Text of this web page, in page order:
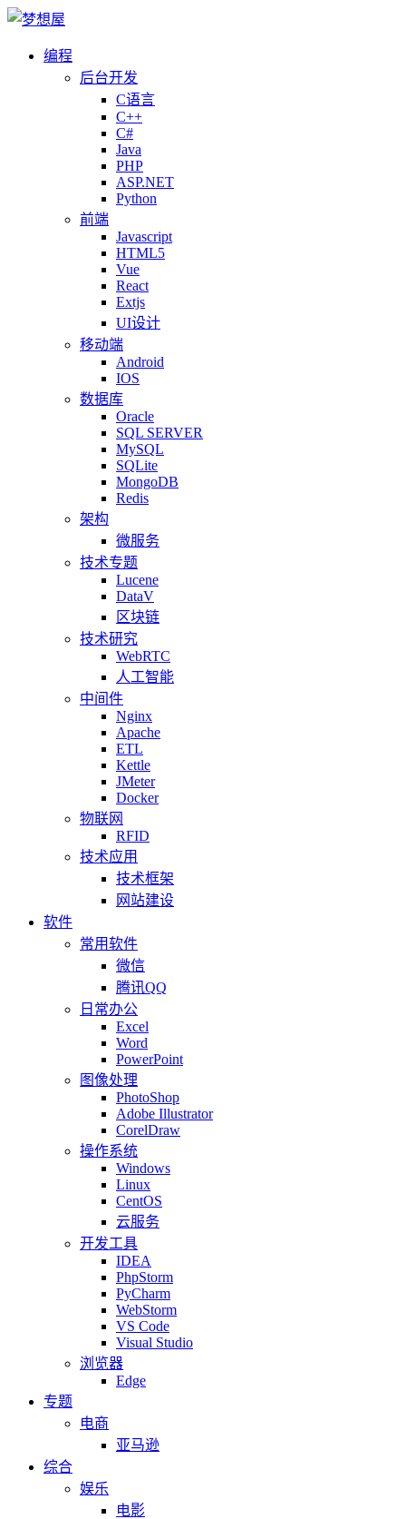
编程
后台开发
C语言
C++
C#
Java
PHP
ASP.NET
Python
前端
Javascript
HTML5
Vue
React
Extjs
UI设计
移动端
Android
IOS
数据库
Oracle
SQL SERVER
MySQL
SQLite
MongoDB
Redis
架构
微服务
技术专题
Lucene
DataV
区块链
技术研究
WebRTC
人工智能
中间件
Nginx
Apache
ETL
Kettle
JMeter
Docker
物联网
RFID
技术应用
技术框架
网站建设
软件
常用软件
微信
腾讯QQ
日常办公
Excel
Word
PowerPoint
图像处理
PhotoShop
Adobe Illustrator
CorelDraw
操作系统
Windows
Linux
CentOS
云服务
开发工具
IDEA
PhpStorm
PyCharm
WebStorm
VS Code
Visual Studio
浏览器
Edge
专题
电商
亚马逊
综合
娱乐
电影